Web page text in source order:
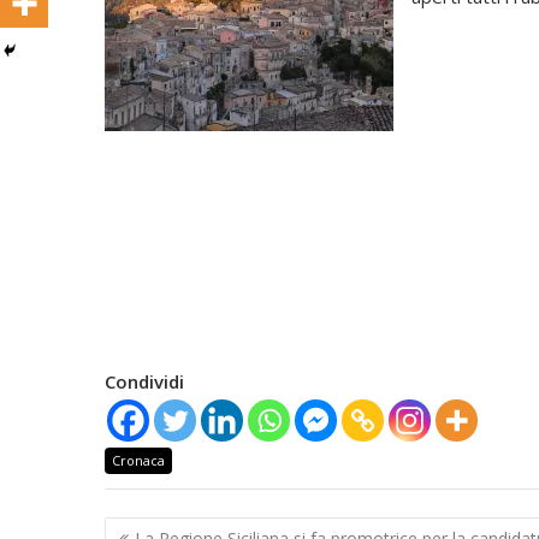
Condividi
Cronaca
Navigazione